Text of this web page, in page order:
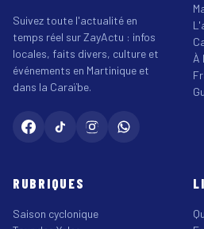
Suivez toute l'actualité en
temps réel sur ZayActu : infos
locales, faits divers, culture et
événements en Martinique et
dans la Caraïbe.
À
RUBRIQUES
Saison cyclonique